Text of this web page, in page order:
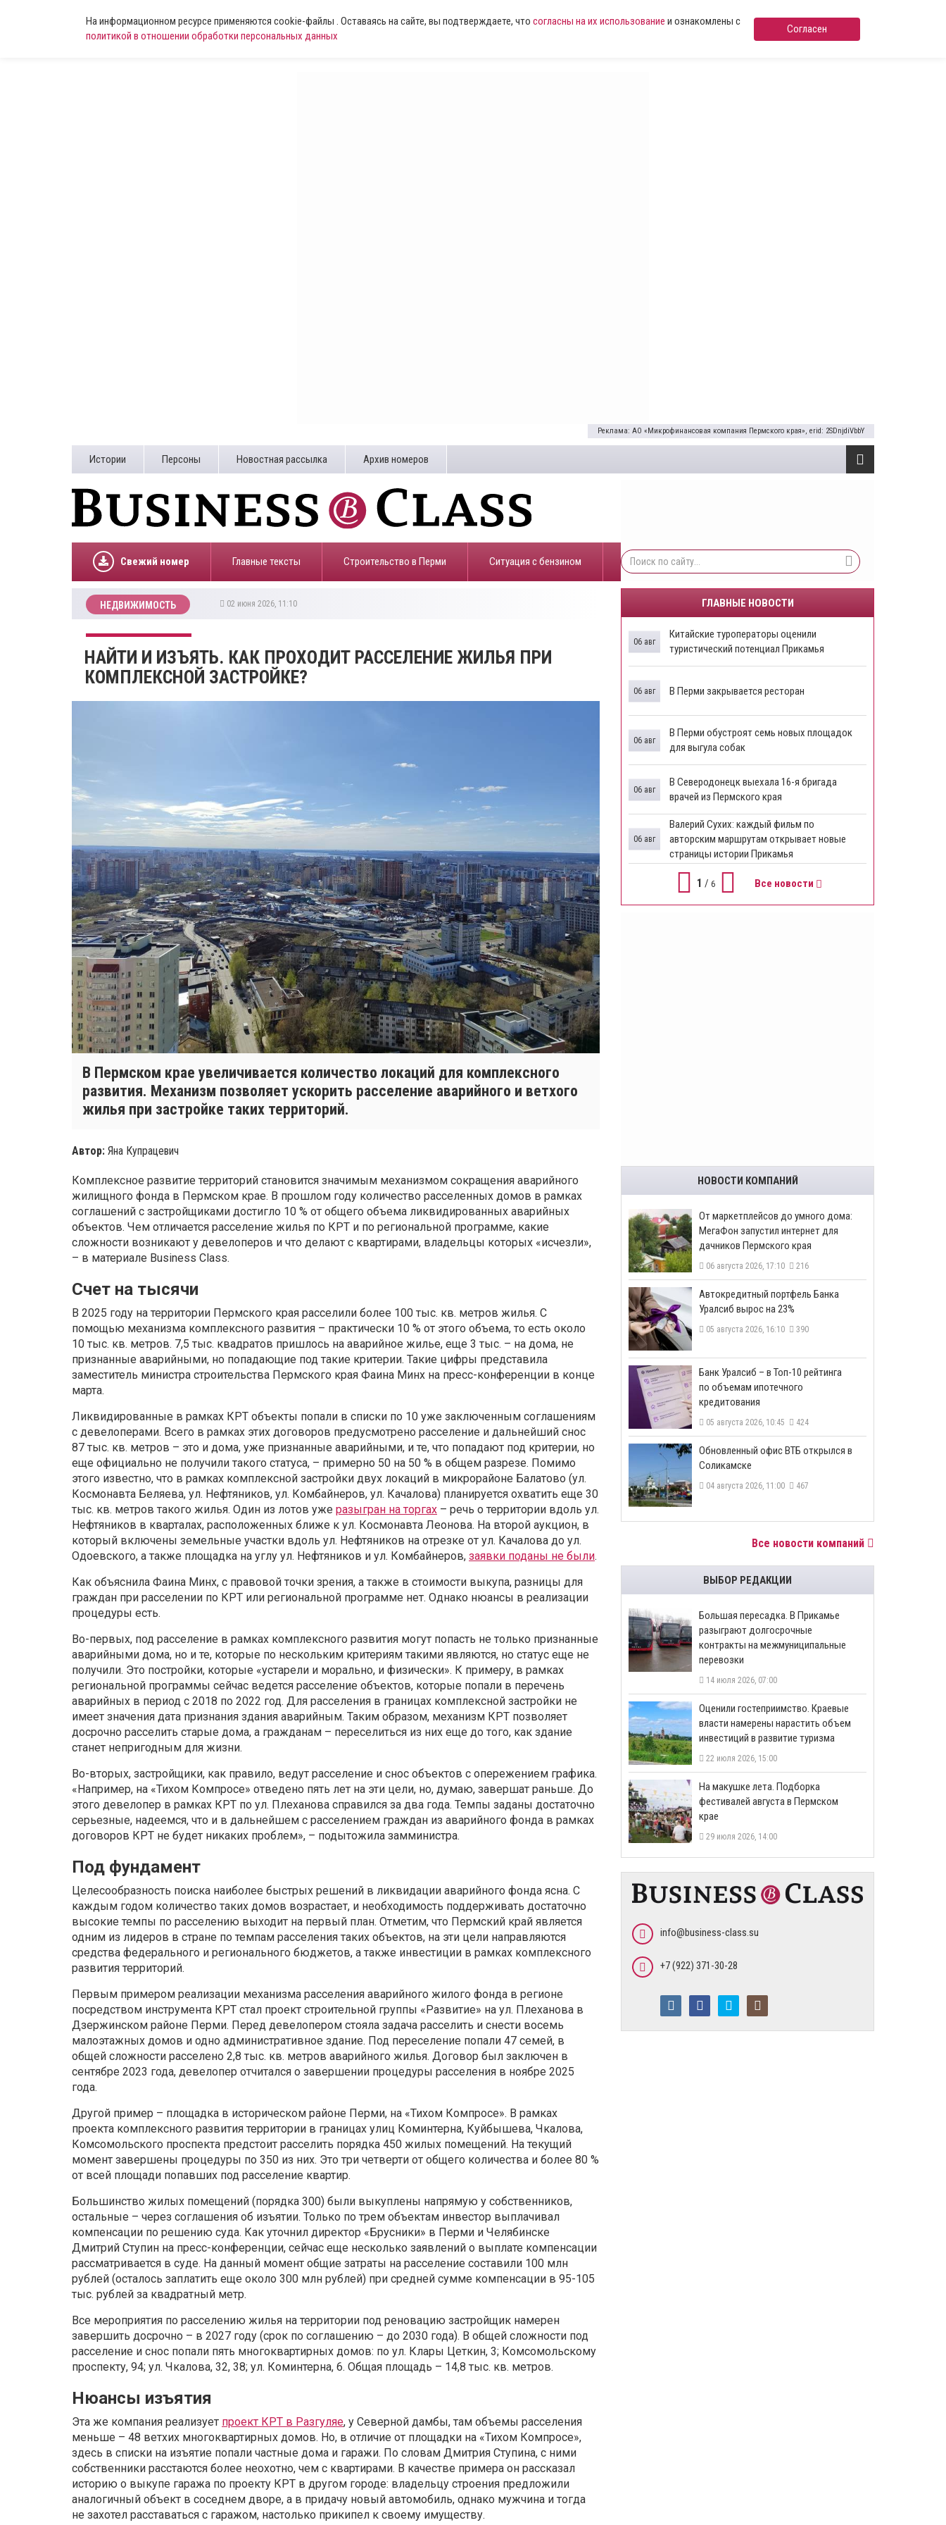
На информационном ресурсе применяются cookie-файлы . Оставаясь на сайте, вы подтверждаете, что согласны на их использование и ознакомлены с
политикой в отношении обработки персональных данных
Согласен
Реклама: АО «Микрофинансовая компания Пермского края», erid: 2SDnjdiVbbY
Истории Персоны Новостная рассылка Архив номеров
Свежий номер Главные тексты Строительство в Перми ​Ситуация с бензином
НЕДВИЖИМОСТЬ 02 июня 2026, 11:10
​НАЙТИ И ИЗЪЯТЬ. КАК ПРОХОДИТ РАССЕЛЕНИЕ ЖИЛЬЯ ПРИ
КОМПЛЕКСНОЙ ЗАСТРОЙКЕ?
В Пермском крае увеличивается количество локаций для комплексного
развития. Механизм позволяет ускорить расселение аварийного и ветхого
жилья при застройке таких территорий.
Автор: Яна Купрацевич
Комплексное развитие территорий становится значимым механизмом сокращения аварийного
жилищного фонда в Пермском крае. В прошлом году количество расселенных домов в рамках
соглашений с застройщиками достигло 10 % от общего объема ликвидированных аварийных
объектов. Чем отличается расселение жилья по КРТ и по региональной программе, какие
сложности возникают у девелоперов и что делают с квартирами, владельцы которых «исчезли»,
– в материале Business Class.
Счет на тысячи
В 2025 году на территории Пермского края расселили более 100 тыс. кв. метров жилья. С
помощью механизма комплексного развития – практически 10 % от этого объема, то есть около
10 тыс. кв. метров. 7,5 тыс. квадратов пришлось на аварийное жилье, еще 3 тыс. – на дома, не
признанные аварийными, но попадающие под такие критерии. Такие цифры представила
заместитель министра строительства Пермского края Фаина Минх на пресс-конференции в конце
марта.
Ликвидированные в рамках КРТ объекты попали в списки по 10 уже заключенным соглашениям
с девелоперами. Всего в рамках этих договоров предусмотрено расселение и дальнейший снос
87 тыс. кв. метров – это и дома, уже признанные аварийными, и те, что попадают под критерии, но
еще официально не получили такого статуса, – примерно 50 на 50 % в общем разрезе. Помимо
этого известно, что в рамках комплексной застройки двух локаций в микрорайоне Балатово (ул.
Космонавта Беляева, ул. Нефтяников, ул. Комбайнеров, ул. Качалова) планируется охватить еще 30
тыс. кв. метров такого жилья. Один из лотов уже разыгран на торгах – речь о территории вдоль ул.
Нефтяников в кварталах, расположенных ближе к ул. Космонавта Леонова. На второй аукцион, в
который включены земельные участки вдоль ул. Нефтяников на отрезке от ул. Качалова до ул.
Одоевского, а также площадка на углу ул. Нефтяников и ул. Комбайнеров, заявки поданы не были.
Как объяснила Фаина Минх, с правовой точки зрения, а также в стоимости выкупа, разницы для
граждан при расселении по КРТ или региональной программе нет. Однако нюансы в реализации
процедуры есть.
Во-первых, под расселение в рамках комплексного развития могут попасть не только признанные
аварийными дома, но и те, которые по нескольким критериям такими являются, но статус еще не
получили. Это постройки, которые «устарели и морально, и физически». К примеру, в рамках
региональной программы сейчас ведется расселение объектов, которые попали в перечень
аварийных в период с 2018 по 2022 год. Для расселения в границах комплексной застройки не
имеет значения дата признания здания аварийным. Таким образом, механизм КРТ позволяет
досрочно расселить старые дома, а гражданам – переселиться из них еще до того, как здание
станет непригодным для жизни.
Во-вторых, застройщики, как правило, ведут расселение и снос объектов с опережением графика.
«Например, на «Тихом Компросе» отведено пять лет на эти цели, но, думаю, завершат раньше. До
этого девелопер в рамках КРТ по ул. Плеханова справился за два года. Темпы заданы достаточно
серьезные, надеемся, что и в дальнейшем с расселением граждан из аварийного фонда в рамках
договоров КРТ не будет никаких проблем», – подытожила замминистра.
Под фундамент
Целесообразность поиска наиболее быстрых решений в ликвидации аварийного фонда ясна. С
каждым годом количество таких домов возрастает, и необходимость поддерживать достаточно
высокие темпы по расселению выходит на первый план. Отметим, что Пермский край является
одним из лидеров в стране по темпам расселения таких объектов, на эти цели направляются
средства федерального и регионального бюджетов, а также инвестиции в рамках комплексного
развития территорий.
Первым примером реализации механизма расселения аварийного жилого фонда в регионе
посредством инструмента КРТ стал проект строительной группы «Развитие» на ул. Плеханова в
Дзержинском районе Перми. Перед девелопером стояла задача расселить и снести восемь
малоэтажных домов и одно административное здание. Под переселение попали 47 семей, в
общей сложности расселено 2,8 тыс. кв. метров аварийного жилья. Договор был заключен в
сентябре 2023 года, девелопер отчитался о завершении процедуры расселения в ноябре 2025
года.
Другой пример – площадка в историческом районе Перми, на «Тихом Компросе». В рамках
проекта комплексного развития территории в границах улиц Коминтерна, Куйбышева, Чкалова,
Комсомольского проспекта предстоит расселить порядка 450 жилых помещений. На текущий
момент завершены процедуры по 350 из них. Это три четверти от общего количества и более 80 %
от всей площади попавших под расселение квартир.
Большинство жилых помещений (порядка 300) были выкуплены напрямую у собственников,
остальные – через соглашения об изъятии. Только по трем объектам инвестор выплачивал
компенсации по решению суда. Как уточнил директор «Брусники» в Перми и Челябинске
Дмитрий Ступин на пресс-конференции, сейчас еще несколько заявлений о выплате компенсации
рассматривается в суде. На данный момент общие затраты на расселение составили 100 млн
рублей (осталось заплатить еще около 300 млн рублей) при средней сумме компенсации в 95-105
тыс. рублей за квадратный метр.
Все мероприятия по расселению жилья на территории под реновацию застройщик намерен
завершить досрочно – в 2027 году (срок по соглашению – до 2030 года). В общей сложности под
расселение и снос попали пять многоквартирных домов: по ул. Клары Цеткин, 3; Комсомольскому
проспекту, 94; ул. Чкалова, 32, 38; ул. Коминтерна, 6. Общая площадь – 14,8 тыс. кв. метров.
Нюансы изъятия
Эта же компания реализует проект КРТ в Разгуляе, у Северной дамбы, там объемы расселения
меньше – 48 ветхих многоквартирных домов. Но, в отличие от площадки на «Тихом Компросе»,
здесь в списки на изъятие попали частные дома и гаражи. По словам Дмитрия Ступина, с ними
собственники расстаются более неохотно, чем с квартирами. В качестве примера он рассказал
историю о выкупе гаража по проекту КРТ в другом городе: владельцу строения предложили
аналогичный объект в соседнем дворе, а в придачу новый автомобиль, однако мужчина и тогда
не захотел расставаться с гаражом, настолько прикипел к своему имуществу.
ГЛАВНЫЕ НОВОСТИ
Китайские туроператоры оценили
туристический потенциал Прикамья
06 авг
В Перми закрывается ресторан
06 авг
​В Перми обустроят семь новых площадок
для выгула собак
06 авг
В Северодонецк выехала 16-я бригада
врачей из Пермского края
06 авг
​Валерий Сухих: каждый фильм по
авторским маршрутам открывает новые
страницы истории Прикамья
06 авг
1 / 6 Все новости
НОВОСТИ КОМПАНИЙ
От маркетплейсов до умного дома:
МегаФон запустил интернет для
дачников Пермского края
06 августа 2026, 17:10 216
​Автокредитный портфель Банка
Уралсиб вырос на 23%
05 августа 2026, 16:10 390
​Банк Уралсиб – в Топ-10 рейтинга
по объемам ипотечного
кредитования
05 августа 2026, 10:45 424
​Обновленный офис ВТБ открылся в
Соликамске
04 августа 2026, 11:00 467
Все новости компаний
ВЫБОР РЕДАКЦИИ
Большая пересадка. В Прикамье
разыграют долгосрочные
контракты на межмуниципальные
перевозки
14 июля 2026, 07:00
Оценили гостеприимство. Краевые
власти намерены нарастить объем
инвестиций в развитие туризма
22 июля 2026, 15:00
На макушке лета. Подборка
фестивалей августа в Пермском
крае
29 июля 2026, 14:00
info@business-class.su
+7 (922) 371-30-28